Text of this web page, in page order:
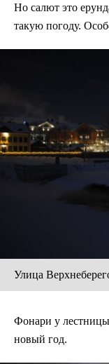
Но салют это
такую погоду.
Улица
Фонари у
новый год.